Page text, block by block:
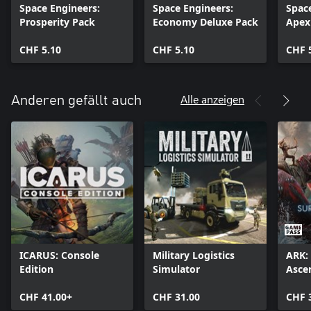
• Blaupausen - Speichern Sie Ihr Schiff oder Ihre Station auf einer
• GPS - GPS-Koordinaten im Spiel erstellen, senden, empfangen
• Voxelhände - gestalten und formen die Asteroiden und ändern
• Sounds - realistischer und Arcade-Modus
Space Engineers verwendet eine im eigenen Haus erstellte,
realistische volumetrische Physik-Engine VRAGE 2.0: Alle Objekte
können zusammengebaut, zerlegt, beschädigt und zerstört
werden.
Space Engineers:
Prosperity Pack
CHF 5.10
Space Engineers:
Economy Deluxe Pack
CHF 5.10 CHF
Anderen gefällt auch Alle anzeigen
ICARUS: Console
Edition
CHF 41.00+
Military Logistics
Simulator
CHF 31.00 CHF